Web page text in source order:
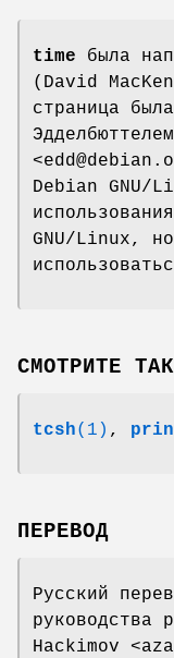
time была
(David
страница
Debian GNU/
GNU/Linux,
СМОТРИТЕ
tcsh(1) ,
ПЕРЕВОД
Русский
руководства
Hackimov